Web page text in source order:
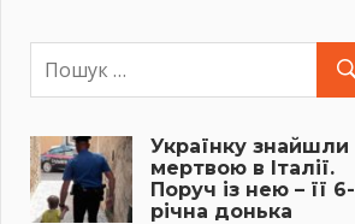
Українку знайшли
мертвою в Італії.
Поруч із нею – її 6-
річна донька